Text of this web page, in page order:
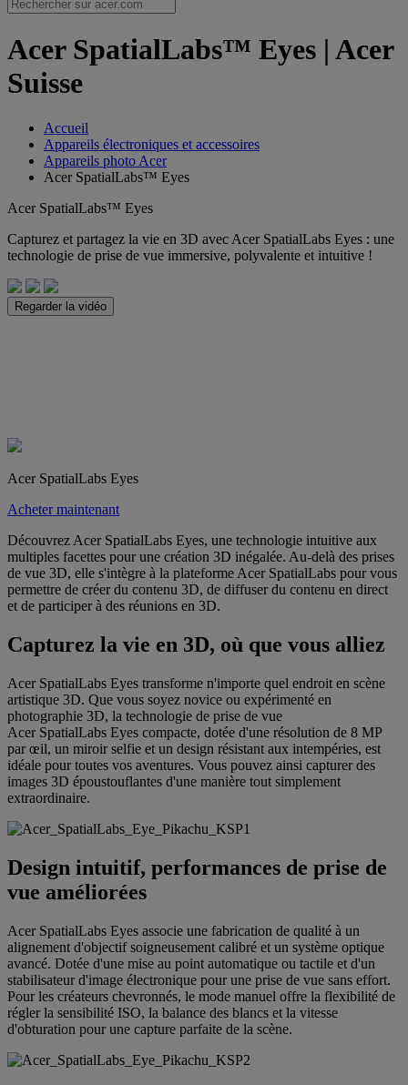
Acer SpatialLabs™ Eyes | Acer
Suisse
Accueil
Appareils électroniques et accessoires
Appareils photo Acer
Acer SpatialLabs™ Eyes
Acer SpatialLabs™ Eyes
Capturez et partagez la vie en 3D avec Acer SpatialLabs Eyes : une
technologie de prise de vue immersive, polyvalente et intuitive !
Regarder la vidéo
Acer SpatialLabs Eyes
Acheter maintenant
Découvrez Acer SpatialLabs Eyes, une technologie intuitive aux
multiples facettes pour une création 3D inégalée. Au-delà des prises
de vue 3D, elle s'intègre à la plateforme Acer SpatialLabs pour vous
permettre de créer du contenu 3D, de diffuser du contenu en direct
et de participer à des réunions en 3D.
Capturez la vie en 3D, où que vous alliez
Acer SpatialLabs Eyes transforme n'importe quel endroit en scène
artistique 3D. Que vous soyez novice ou expérimenté en
photographie 3D, la technologie de prise de vue
Acer SpatialLabs Eyes compacte, dotée d'une résolution de 8 MP
par œil, un miroir selfie et un design résistant aux intempéries, est
idéale pour toutes vos aventures. Vous pouvez ainsi capturer des
images 3D époustouflantes d'une manière tout simplement
extraordinaire.
Design intuitif, performances de prise de
vue améliorées
Acer SpatialLabs Eyes associe une fabrication de qualité à un
alignement d'objectif soigneusement calibré et un système optique
avancé. Dotée d'une mise au point automatique ou tactile et d'un
stabilisateur d'image électronique pour une prise de vue sans effort.
Pour les créateurs chevronnés, le mode manuel offre la flexibilité de
régler la sensibilité ISO, la balance des blancs et la vitesse
d'obturation pour une capture parfaite de la scène.